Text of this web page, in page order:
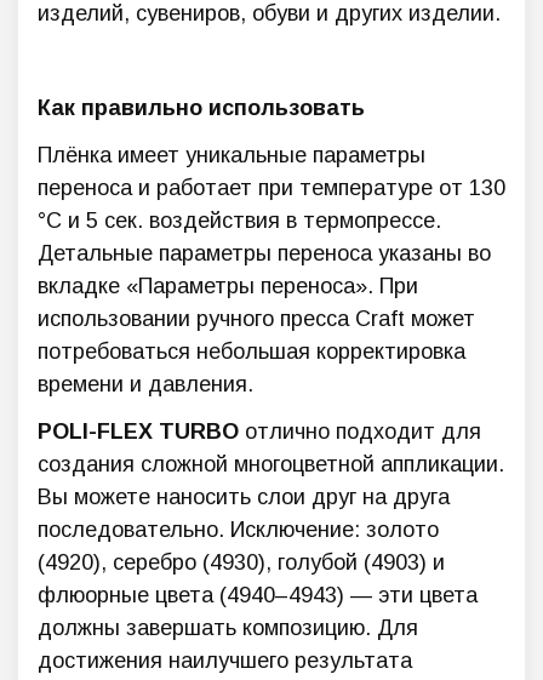
изделий, сувениров, обуви и других изделии.
Как правильно использовать
Плёнка имеет уникальные параметры
переноса и работает при температуре от 130
°C и 5 сек. воздействия в термопрессе.
Детальные параметры переноса указаны во
вкладке «Параметры переноса». При
использовании ручного пресса Craft может
потребоваться небольшая корректировка
времени и давления.
POLI-FLEX TURBO отлично подходит для
создания сложной многоцветной аппликации.
Вы можете наносить слои друг на друга
последовательно. Исключение: золото
(4920), серебро (4930), голубой (4903) и
флюорные цвета (4940–4943) — эти цвета
должны завершать композицию. Для
достижения наилучшего результата